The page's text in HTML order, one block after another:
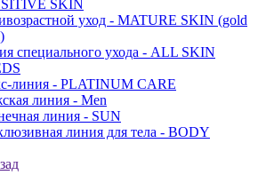
SKIN
уход - MATURE SKIN (gold
специального ухода - ALL SKIN
линия - PLATINUM CARE
линия - Men
линия - SUN
линия для тела - BODY